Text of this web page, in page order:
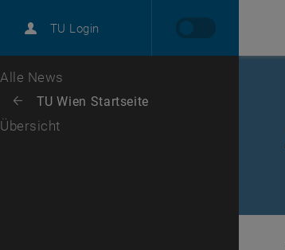
TU Login
Karriere
Zur 1. Menü Ebene
Alle News
Zurück: Subseiten von TU Wien Startseite auflisten
Zurück zur letzten Ebene:
TU Wien Startseite
Übersicht